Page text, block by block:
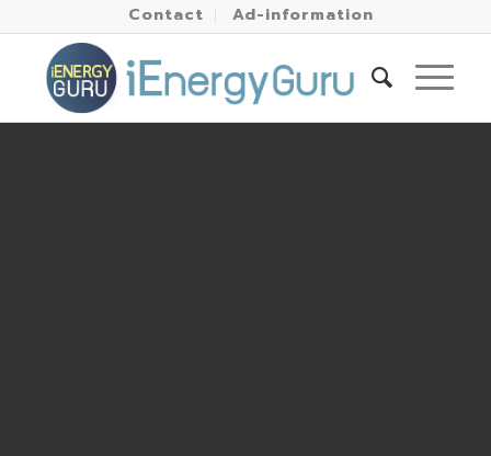
Contact Ad-information